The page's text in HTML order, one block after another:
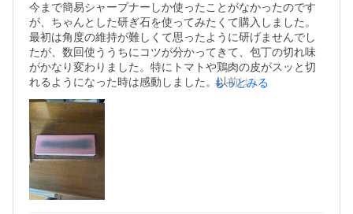
いだところ、漸くバリが出てきました。
仕上砥で軽く研いで、切っ先から刃元までスムーズに切れ
るようになりました。
キャベツの葉が、包丁の重みだけで切れ筋がスーーーーっ
ときれいに出ました。
作業的には浸すところから試し切りでも30分以内。
その日の料理は千切りキャベツ山盛りになりました。
使っていて楽しいと言って喜んでくれたし、力を入れない
方が刃物は安全だと分かってくれたので、僕も嬉しい。
ひと手間で喜んでくれるなんて、素敵な時間も買った気が
今まで簡易シャープナーしか使ったことがなかったのです
が、ちゃんとした研ぎ石を使ってみたくて購入しました。
最初は角度の維持が難しくて思ったように研げませんでし
たが、数回使ううちにコツが分かってきて、包丁の切れ味
がかなり変わりました。特にトマトや鶏肉の皮がスッと切
れるようになった時は感動しました。以前は力を入れて切
っていたので、料理中のストレスが減ったのも大きいで
す。
研ぎ石自体もしっかりした作りで、滑り止めが付いている
ので安定感があります。水に浸してから使うタイプです
のシャッシャッという音も気持ちよくて、だんだん包丁を
育てている感覚になります。砥石の減りは多少あります
もっとみる